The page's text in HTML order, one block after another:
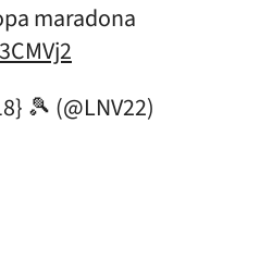
maradona
🎾 (@LNV22)